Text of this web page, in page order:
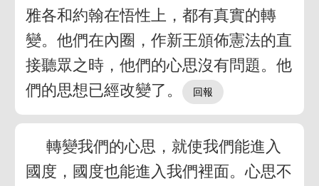
雅各和約翰在悟性上，都有真實的轉
變。他們在內圈，作新王頒佈憲法的直
接聽眾之時，他們的心思沒有問題。他
們的思想已經改變了。
轉變我們的心思，就使我們能進入
國度，國度也能進入我們裡面。心思不